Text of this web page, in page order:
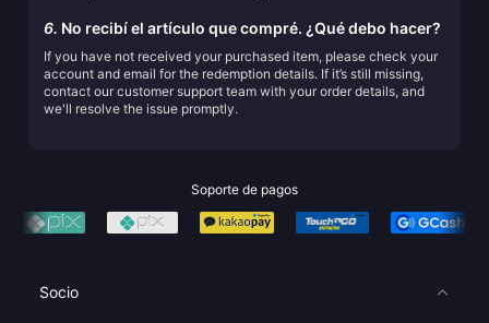
6. No recibí el artículo que compré. ¿Qué debo hacer?
If you have not received your purchased item, please check your
account and email for the redemption details. If it’s still missing,
contact our customer support team with your order details, and
we'll resolve the issue promptly.
Soporte de pagos
Socio